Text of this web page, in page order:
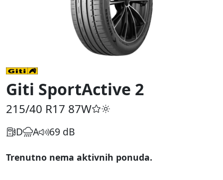
Giti SportActive 2
215/40 R17 87W
D A 69 dB
Trenutno nema aktivnih ponuda.